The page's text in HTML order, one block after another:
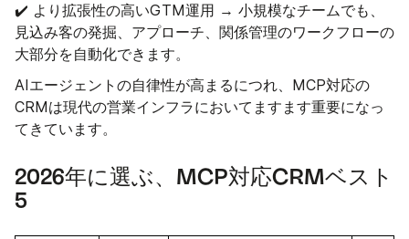
✔️ より拡張性の高いGTM運用 → 小規模なチームでも、
見込み客の発掘、アプローチ、関係管理のワークフローの
大部分を自動化できます。
AIエージェントの自律性が高まるにつれ、MCP対応の
CRMは現代の営業インフラにおいてますます重要になっ
てきています。
2026年に選ぶ、MCP対応CRMベスト
5